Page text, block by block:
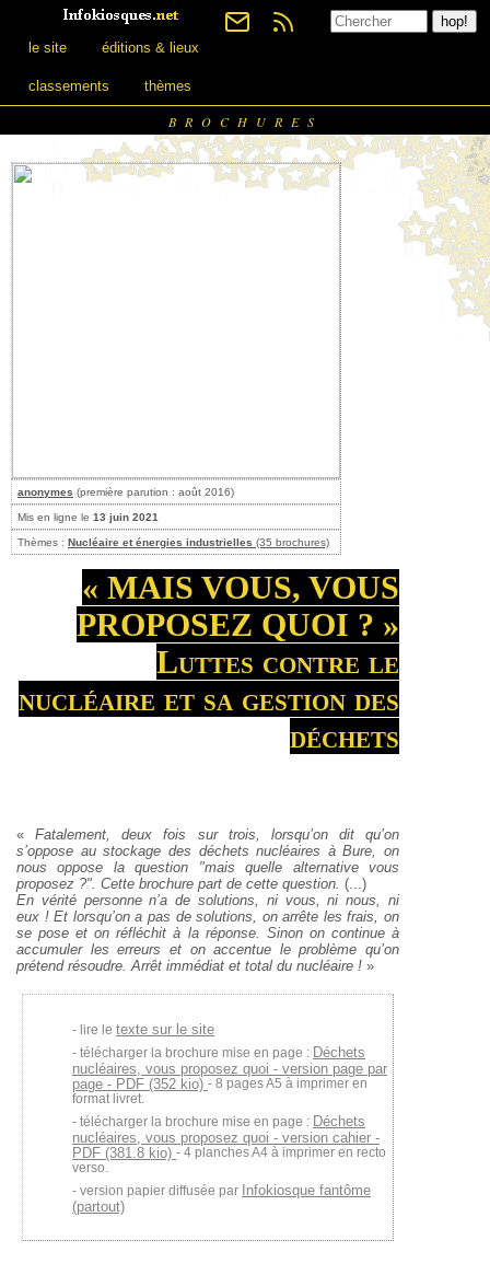
le site éditions & lieux
classements thèmes
BROCHURES
anonymes (première parution : août 2016)
Mis en ligne le 13 juin 2021
Thèmes : Nucléaire et énergies industrielles (35 brochures)
« MAIS VOUS, VOUS
PROPOSEZ QUOI ? »
Luttes contre le
nucléaire et sa gestion des
déchets
«Fatalement, deux fois sur trois, lorsqu’on dit qu’on
s’oppose au stockage des déchets nucléaires à Bure, on
nous oppose la question "mais quelle alternative vous
proposez ?". Cette brochure part de cette question. (...)
En vérité personne n’a de solutions, ni vous, ni nous, ni
eux ! Et lorsqu’on a pas de solutions, on arrête les frais, on
se pose et on réfléchit à la réponse. Sinon on continue à
accumuler les erreurs et on accentue le problème qu’on
prétend résoudre. Arrêt immédiat et total du nucléaire ! »
lire le texte sur le site
télécharger la brochure mise en page : Déchets
nucléaires, vous proposez quoi - version page par
page - PDF (352 kio) - 8 pages A5 à imprimer en
format livret.
télécharger la brochure mise en page : Déchets
nucléaires, vous proposez quoi - version cahier -
PDF (381.8 kio) - 4 planches A4 à imprimer en recto
verso.
version papier diffusée par Infokiosque fantôme
(partout)